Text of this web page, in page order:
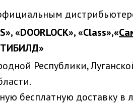
«DOORLOCK», «Class»,«
Республики,
бесплатную доставку в